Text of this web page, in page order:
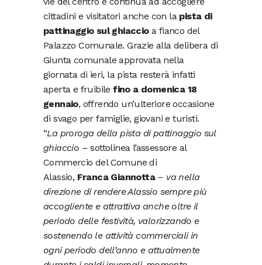
cittadini e visitatori anche con la pista di
pattinaggio sul ghiaccioa fianco del
Palazzo Comunale. Grazie alla delibera di
Giunta comunale approvata nella
giornata di ieri, la pista resterà infatti
aperta e fruibilefino a domenica 18
gennaio, offrendo un’ulteriore occasione
di svago per famiglie, giovani e turisti.
“La proroga della pista di pattinaggio sul
ghiaccio –sottolinea l’assessore al
Commercio del Comune di
Alassio, Franca Giannotta– va nella
direzione di rendere Alassio sempre più
accogliente e attrattiva anche oltre il
periodo delle festività, valorizzando e
sostenendo le attività commerciali in
ogni periodo dell’anno e attualmente